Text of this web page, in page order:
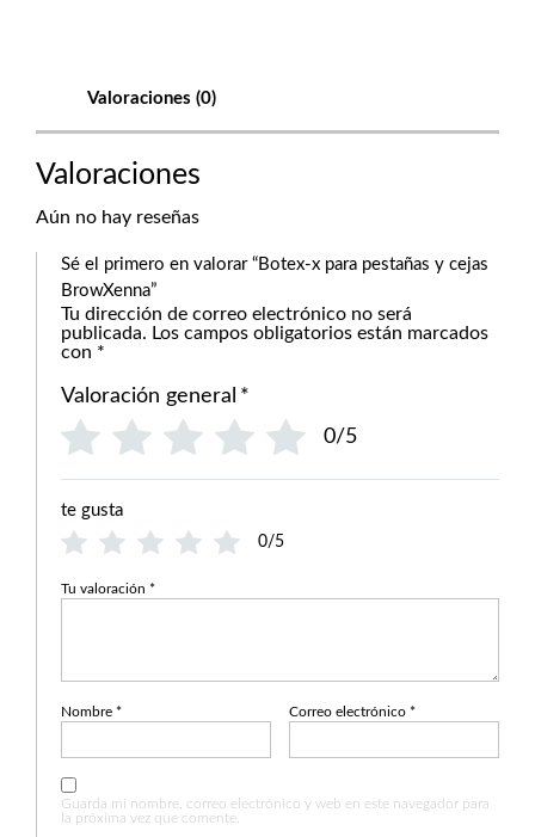
Valoraciones (0)
Valoraciones
Aún no hay reseñas
Sé el primero en valorar “Botex-x para pestañas y cejas
BrowXenna”
Tu dirección de correo electrónico no será
publicada. Los campos obligatorios están marcados
con *
Valoración general *
0/5
te gusta
0/5
Tu valoración *
Nombre * Correo electrónico *
Guarda mi nombre, correo electrónico y web en este navegador para
la próxima vez que comente.